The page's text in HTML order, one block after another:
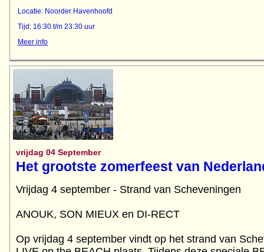
Locatie: Noorder Havenhoofd
Tijd: 16:30 t/m 23:30 uur
Meer info
vrijdag 04 September
Het grootste zomerfeest van
Vrijdag 4 september - Strand van Scheveningen
ANOUK, SON MIEUX en DI-RECT
Op vrijdag 4 september vindt op het strand van